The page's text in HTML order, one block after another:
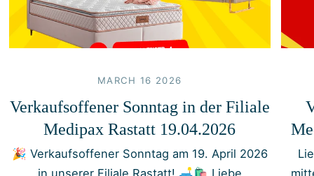
MARCH 16 2026
Verkaufsoffener Sonntag in der Filiale
Medipax Rastatt 19.04.2026
🎉 Verkaufsoffener Sonntag am 19. April 2026
in unserer Filiale Rastatt! 🛋️🛍️ Liebe